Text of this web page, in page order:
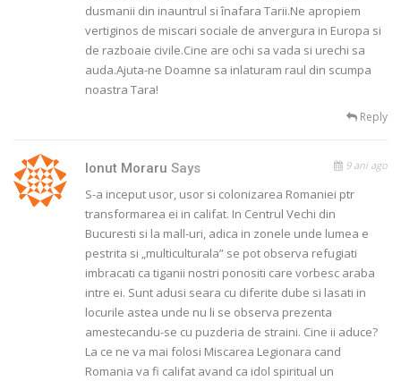
dusmanii din inauntrul si înafara Tarii.Ne apropiem
vertiginos de miscari sociale de anvergura in Europa si
de razboaie civile.Cine are ochi sa vada si urechi sa
auda.Ajuta-ne Doamne sa inlaturam raul din scumpa
noastra Tara!
Reply
Ionut Moraru Says 9 ani ago
S-a inceput usor, usor si colonizarea Romaniei ptr
transformarea ei in califat. In Centrul Vechi din
Bucuresti si la mall-uri, adica in zonele unde lumea e
pestrita si „multiculturala” se pot observa refugiati
imbracati ca tiganii nostri ponositi care vorbesc araba
intre ei. Sunt adusi seara cu diferite dube si lasati in
locurile astea unde nu li se observa prezenta
amestecandu-se cu puzderia de straini. Cine ii aduce?
La ce ne va mai folosi Miscarea Legionara cand
Romania va fi califat avand ca idol spiritual un